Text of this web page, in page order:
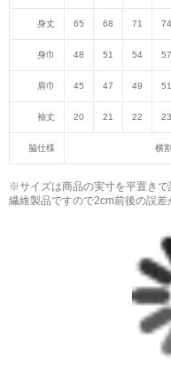
身丈 65 68 71 74
身巾 48 51 54 57
肩巾 45 47 49 51
袖丈 20 21 22 23
脇仕様 横
※サイズは商品の実寸を平置きで
繊維製品ですので2cm前後の誤差